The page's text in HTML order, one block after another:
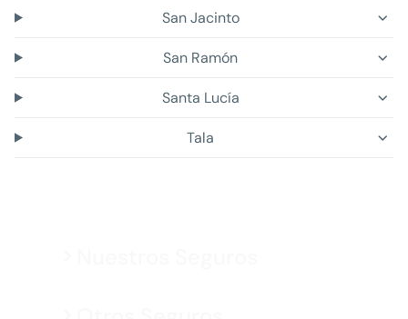
San Jacinto
San Ramón
Santa Lucía
Tala